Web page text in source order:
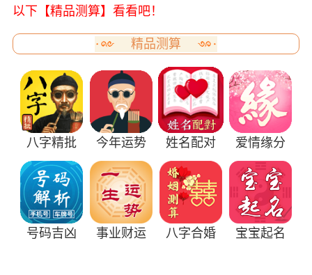
以下【精品测算】看看吧！
精品测算
八字精批 今年运势 姓名配对 爱情缘分
号码吉凶 事业财运 八字合婚 宝宝起名